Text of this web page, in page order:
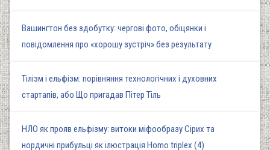
Вашингтон без здобутку: чергові фото, обіцянки і
повідомлення про «хорошу зустріч» без результату
Тілізм і ельфізм: порівняння технологічних і духовних
стартапів, або Що пригадав Пітер Тіль
НЛО як прояв ельфізму: витоки міфообразу Сірих та
нордичні прибульці як ілюстрація Homo triplex (4)